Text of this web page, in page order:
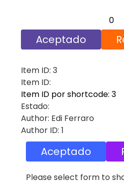
0
Aceptado
Item ID: 3
Item ID:
Item ID por shortcode: 3
Estado:
Author: Edi Ferraro
Author ID: 1
Aceptado
Please select form to